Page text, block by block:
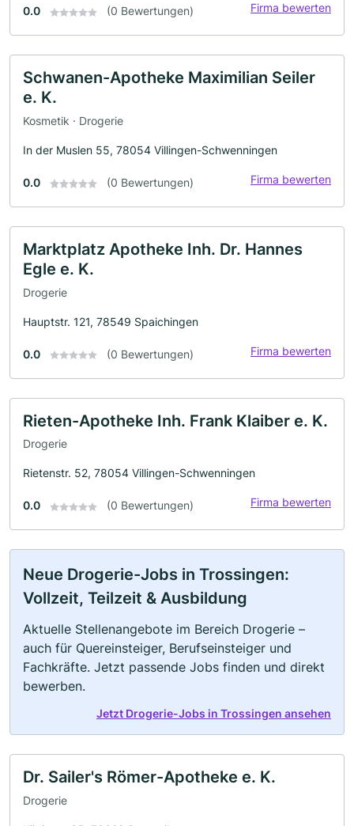
0.0 (0 Bewertungen) Firma bewerten
Schwanen-Apotheke Maximilian Seiler
e. K.
Kosmetik · Drogerie
In der Muslen 55, 78054 Villingen-Schwenningen
0.0 (0 Bewertungen) Firma bewerten
Marktplatz Apotheke Inh. Dr. Hannes
Egle e. K.
Drogerie
Hauptstr. 121, 78549 Spaichingen
0.0 (0 Bewertungen) Firma bewerten
Rieten-Apotheke Inh. Frank Klaiber e. K.
Drogerie
Rietenstr. 52, 78054 Villingen-Schwenningen
0.0 (0 Bewertungen) Firma bewerten
Neue Drogerie-Jobs in Trossingen:
Vollzeit, Teilzeit & Ausbildung
Aktuelle Stellenangebote im Bereich Drogerie –
auch für Quereinsteiger, Berufseinsteiger und
Fachkräfte. Jetzt passende Jobs finden und direkt
bewerben.
Jetzt Drogerie-Jobs in Trossingen ansehen
Dr. Sailer's Römer-Apotheke e. K.
Drogerie